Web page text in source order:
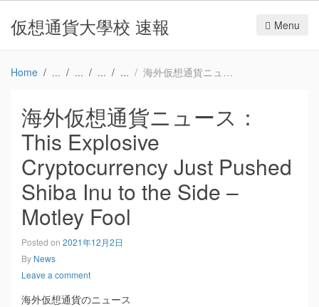
仮想通貨大學校 速報 Menu
Home 海外仮想通貨ニュース：This Explosive Cryptocurrency Just Pushed Shiba Inu to the Side – Motley Fool
海外仮想通貨ニュース：
This Explosive
Cryptocurrency Just Pushed
Shiba Inu to the Side –
Motley Fool
Posted on 2021年12月2日
By News
Leave a comment
海外仮想通貨のニュース